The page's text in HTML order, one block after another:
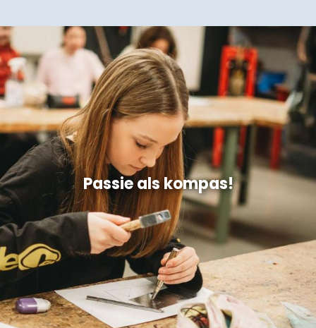
Passie als kompas!